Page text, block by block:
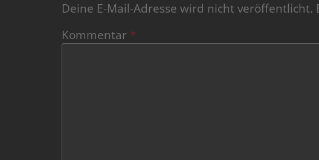
Deine E-Mail-Adresse wird nicht veröffentlicht.
Kommentar *